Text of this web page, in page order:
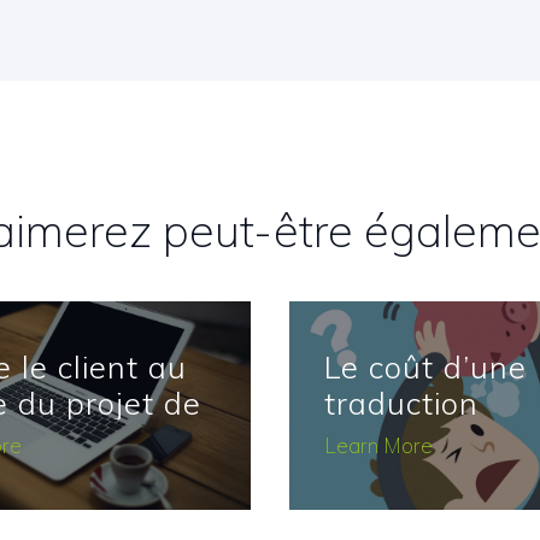
peut-être
le client au
du projet de
Le coût d’une
traduction
Learn More